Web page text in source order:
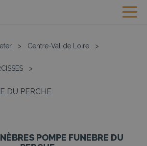
> Centre-Val de Loire >
>
DU PERCHE
POMPE FUNEBRE DU